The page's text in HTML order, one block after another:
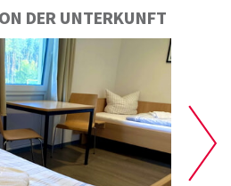
DER UNTERKUNFT